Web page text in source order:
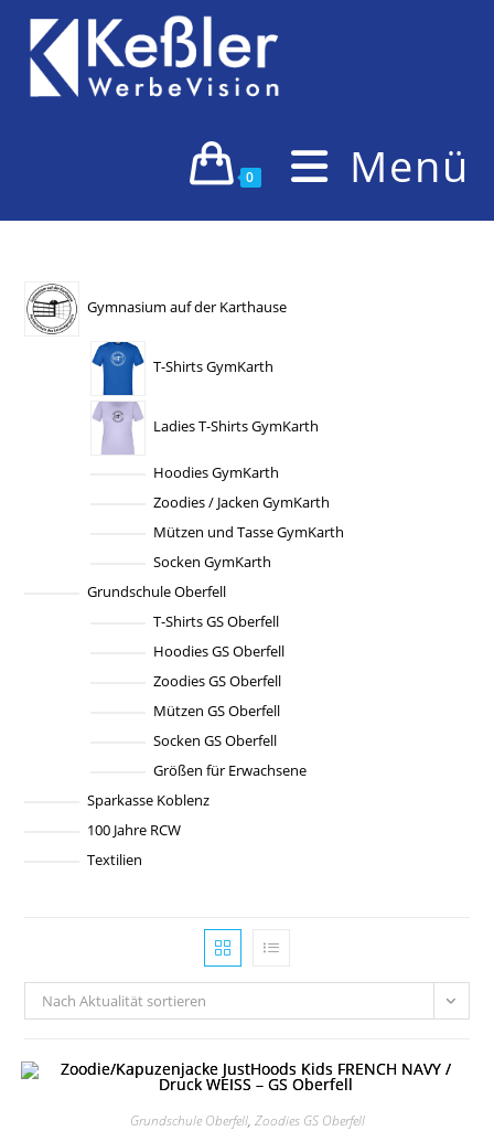
Inhalt
springen
0 Menü
Gymnasium auf der Karthause
T-Shirts GymKarth
Ladies T-Shirts GymKarth
Hoodies GymKarth
Zoodies / Jacken GymKarth
Mützen und Tasse GymKarth
Socken GymKarth
Grundschule Oberfell
T-Shirts GS Oberfell
Hoodies GS Oberfell
Zoodies GS Oberfell
Mützen GS Oberfell
Socken GS Oberfell
Größen für Erwachsene
Sparkasse Koblenz
100 Jahre RCW
Textilien
Nach Aktualität sortieren
Grundschule Oberfell, Zoodies GS Oberfell